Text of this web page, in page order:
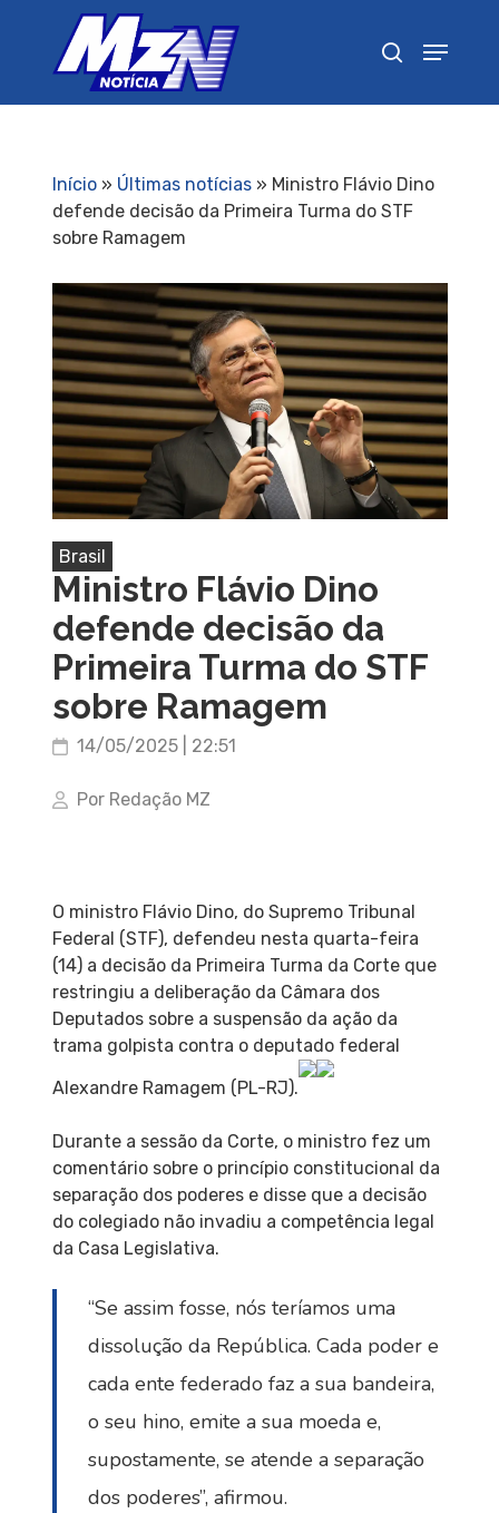
Início» Últimas notícias» Ministro Flávio Dino
defende decisão da Primeira Turma do STF
sobre Ramagem
Brasil
Ministro Flávio Dino
defende decisão da
Primeira Turma do STF
sobre Ramagem
14/05/2025 | 22:51
Por Redação MZ
O ministro Flávio Dino, do Supremo Tribunal
Federal (STF), defendeu nesta quarta-feira
(14) a decisão da Primeira Turma da Corte que
restringiu a deliberação da Câmara dos
Deputados sobre a suspensão da ação da
trama golpista contra o deputado federal
Alexandre Ramagem (PL-RJ).
Durante a sessão da Corte, o ministro fez um
comentário sobre o princípio constitucional da
separação dos poderes e disse que a decisão
do colegiado não invadiu a competência legal
da Casa Legislativa.
“Se assim fosse, nós teríamos uma
dissolução da República. Cada poder e
cada ente federado faz a sua bandeira,
o seu hino, emite a sua moeda e,
supostamente, se atende a separação
dos poderes”, afirmou.